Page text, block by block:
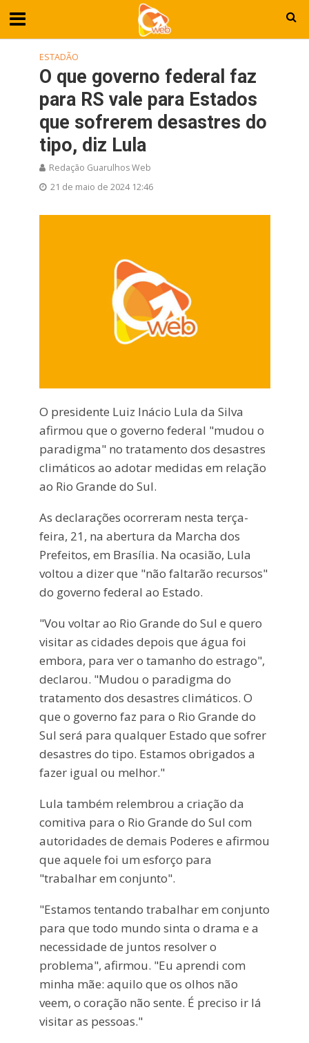
ESTADÃO
O que governo federal faz
para RS vale para Estados
que sofrerem desastres do
tipo, diz Lula
Redação Guarulhos Web
21 de maio de 2024 12:46
O presidente Luiz Inácio Lula da Silva
afirmou que o governo federal "mudou o
paradigma" no tratamento dos desastres
climáticos ao adotar medidas em relação
ao Rio Grande do Sul.
As declarações ocorreram nesta terça-
feira, 21, na abertura da Marcha dos
Prefeitos, em Brasília. Na ocasião, Lula
voltou a dizer que "não faltarão recursos"
do governo federal ao Estado.
"Vou voltar ao Rio Grande do Sul e quero
visitar as cidades depois que água foi
embora, para ver o tamanho do estrago",
declarou. "Mudou o paradigma do
tratamento dos desastres climáticos. O
que o governo faz para o Rio Grande do
Sul será para qualquer Estado que sofrer
desastres do tipo. Estamos obrigados a
fazer igual ou melhor."
Lula também relembrou a criação da
comitiva para o Rio Grande do Sul com
autoridades de demais Poderes e afirmou
que aquele foi um esforço para
"trabalhar em conjunto".
"Estamos tentando trabalhar em conjunto
para que todo mundo sinta o drama e a
necessidade de juntos resolver o
problema", afirmou. "Eu aprendi com
minha mãe: aquilo que os olhos não
veem, o coração não sente. É preciso ir lá
visitar as pessoas."